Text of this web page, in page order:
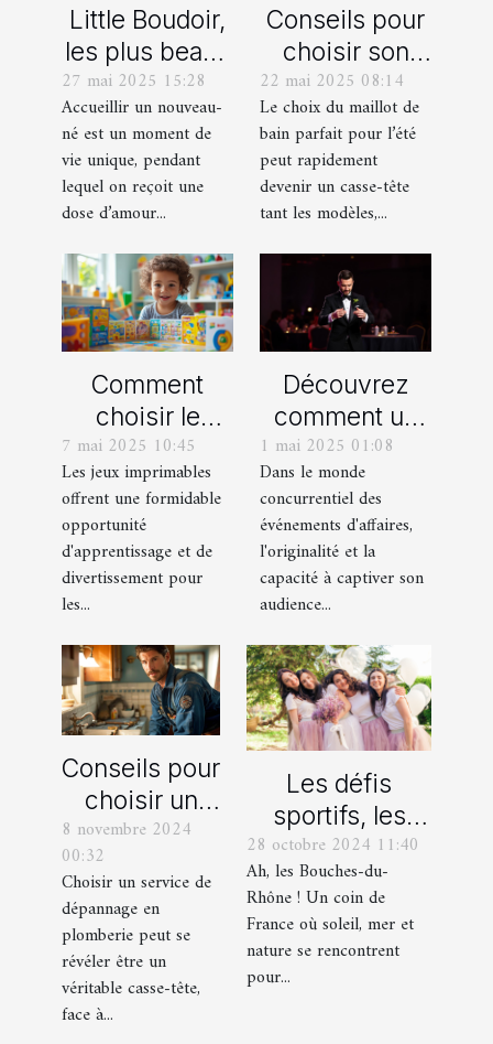
Little Boudoir,
les plus beaux
cadeaux de
naissance
personnalisés
!
27 mai 2025 15:28
Accueillir un nouveau-
né est un moment de
vie unique, pendant
lequel on reçoit une
dose d’amour...
Conseils pour
choisir son
maillot de bain
idéal pour l'été
22 mai 2025 08:14
Le choix du maillot de
bain parfait pour l’été
peut rapidement
devenir un casse-tête
tant les modèles,...
Comment
choisir le
meilleur jeu
imprimable
pour votre
enfant
7 mai 2025 10:45
Les jeux imprimables
offrent une formidable
opportunité
d'apprentissage et de
divertissement pour
les...
Découvrez
comment un
spectacle de
magie
transforme les
événements
professionnels
1 mai 2025 01:08
Dans le monde
concurrentiel des
événements d'affaires,
l'originalité et la
capacité à captiver son
audience...
Conseils pour
choisir un
bon service
dépannage
en plomberie
8 novembre 2024
00:32
Choisir un service de
dépannage en
plomberie peut se
révéler être un
véritable casse-tête,
face à...
Les défis
sportifs, les
incontournables
de toute
organisation
d’EVG et EVJF
28 octobre 2024 11:40
Ah, les Bouches-du-
Rhône ! Un coin de
France où soleil, mer et
nature se rencontrent
pour...